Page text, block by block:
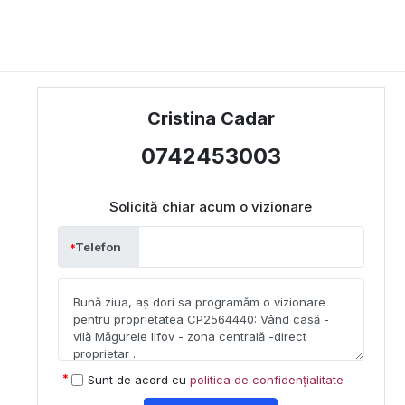
Cristina Cadar
0742453003
Solicită chiar acum o vizionare
Telefon
Sunt de acord cu politica de confidențialitate